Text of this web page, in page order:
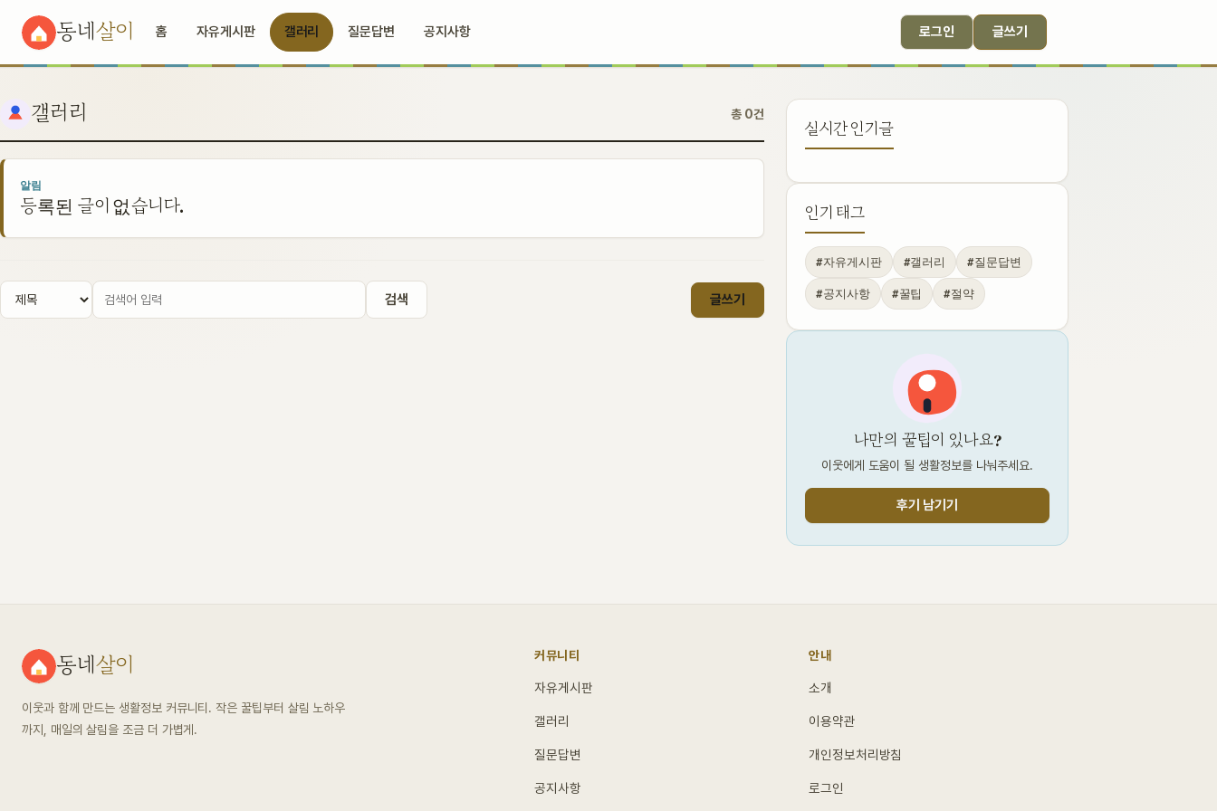
동네살이 홈 자유게시판 갤러리 질문답변 공지사항 로그인 글쓰기
갤러리 총 0건
알림
등록된 글이 없습니다.
검색 글쓰기
실시간 인기글
인기 태그
#자유게시판 #갤러리 #질문답변
#공지사항 #꿀팁 #절약
나만의 꿀팁이 있나요?
이웃에게 도움이 될 생활정보를 나눠주세요.
후기 남기기
동네살이
이웃과 함께 만드는 생활정보 커뮤니티. 작은 꿀팁부터 살림 노하우
까지, 매일의 살림을 조금 더 가볍게.
커뮤니티
자유게시판
갤러리
질문답변
공지사항
안내
소개
이용약관
개인정보처리방침
로그인